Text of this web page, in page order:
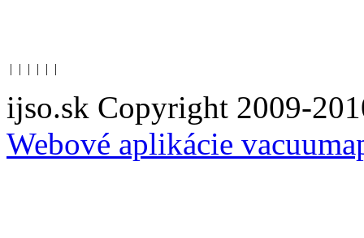
| | | | | |
ijso.sk Copyright 2009-
Webové aplikácie